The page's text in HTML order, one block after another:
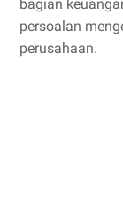
bagian
persoalan
perusahaan.